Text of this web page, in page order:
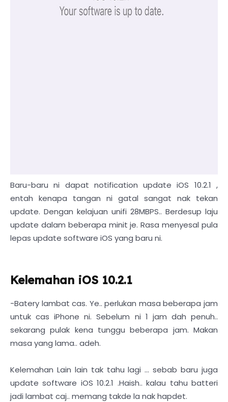
Baru-baru ni dapat notification update iOS 10.2.1 ,
entah kenapa tangan ni gatal sangat nak tekan
update. Dengan kelajuan unifi 28MBPS.. Berdesup laju
update dalam beberapa minit je. Rasa menyesal pula
lepas update software iOS yang baru ni.
Kelemahan iOS 10.2.1
-Batery lambat cas. Ye.. perlukan masa beberapa jam
untuk cas iPhone ni. Sebelum ni 1 jam dah penuh..
sekarang pulak kena tunggu beberapa jam. Makan
masa yang lama.. adeh.
Kelemahan Lain lain tak tahu lagi ... sebab baru juga
update software iOS 10.2.1 .Haish.. kalau tahu batteri
jadi lambat caj.. memang takde la nak hapdet.